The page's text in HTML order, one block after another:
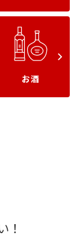
ード
お酒
！